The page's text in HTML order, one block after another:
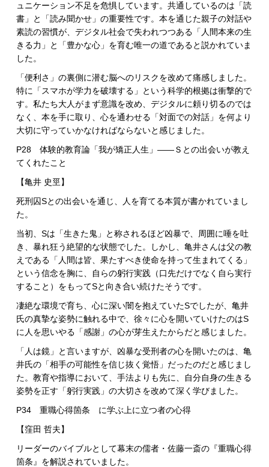
ュニケーション不足を危惧しています。共通しているのは「読
書」と「読み聞かせ」の重要性です。本を通じた親子の対話や
素読の習慣が、デジタル社会で失われつつある「人間本来の生
きる力」と「豊かな心」を育む唯一の道であると説かれていま
した。
「便利さ」の裏側に潜む脳へのリスクを改めて痛感しました。
特に「スマホが学力を破壊する」という科学的根拠は衝撃的で
す。私たち大人がまず意識を改め、デジタルに頼り切るのでは
なく、本を手に取り、心を通わせる「対面での対話」を何より
大切に守っていかなければならないと感じました。
P28 体験的教育論「我が矯正人生」——Ｓとの出会いが教え
てくれたこと
【亀井 史巠】
死刑囚Sとの出会いを通じ、人を育てる本質が書かれていまし
た。
当初、Sは「生きた鬼」と称されるほど凶暴で、周囲に唾を吐
き、暴れ狂う絶望的な状態でした。しかし、亀井さんは父の教
えである「人間は皆、果たすべき使命を持って生まれてくる」
という信念を胸に、自らの躬行実践（口先だけでなく自ら実行
すること）をもってSと向き合い続けたそうです。
凄絶な環境で育ち、心に深い闇を抱えていたSでしたが、亀井
氏の真摯な姿勢に触れる中で、徐々に心を開いていけたのはS
に人を思いやる「感謝」の心が芽生えたからだと感じました。
「人は鏡」と言いますが、凶暴な受刑者の心を開いたのは、亀
井氏の「相手の可能性を信じ抜く覚悟」だったのだと感じまし
た。教育や指導において、手法よりも先に、自分自身の生きる
姿勢を正す「躬行実践」の大切さを改めて深く学びました。
P34 重職心得箇条 に学ぶ上に立つ者の心得
【窪田 哲夫】
リーダーのバイブルとして幕末の儒者・佐藤一斎の『重職心得
箇条』を解説されていました。